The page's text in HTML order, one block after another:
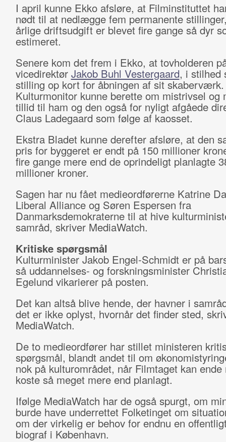
I april kunne Ekko afsløre, at Filminstituttet
nødt til at nedlægge fem permanente
årlige driftsudgift er blevet fire gange så dyr
estimeret.
Senere kom det frem i Ekko, at tovholderen
vicedirektør Jakob Buhl Vestergaard, i stilhed
stilling op kort for åbningen af sit
Kulturmonitor kunne berette om mistrivsel og
tillid til ham og den også for nyligt afgåede
Claus Ladegaard som følge af kaosset.
Ekstra Bladet kunne derefter afsløre, at den
pris for byggeret er endt på 150 millioner
fire gange mere end de oprindeligt planlagte
millioner kroner.
Sagen har nu fået medieordførerne Katrine
Liberal Alliance og Søren Espersen fra
Danmarksdemokraterne til at hive
samråd, skriver MediaWatch.
Kritiske spørgsmål
Kulturminister Jakob Engel-Schmidt er på
så uddannelses- og forskningsminister
Egelund vikarierer på posten.
Det kan altså blive hende, der havner i
det er ikke oplyst, hvornår det finder sted,
MediaWatch.
De to medieordfører har stillet ministeren
spørgsmål, blandt andet til om
nok på kulturområdet, når Filmtaget kan ende
koste så meget mere end planlagt.
Ifølge MediaWatch har de også spurgt, om
burde have underrettet Folketinget om
om der virkelig er behov for endnu en
biograf i København.